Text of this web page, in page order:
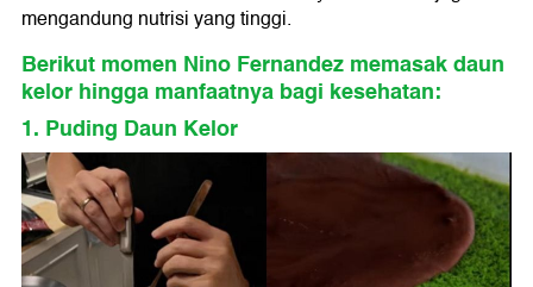
mengandung nutrisi yang tinggi.
Berikut momen Nino Fernandez memasak daun
kelor hingga manfaatnya bagi kesehatan:
1. Puding Daun Kelor